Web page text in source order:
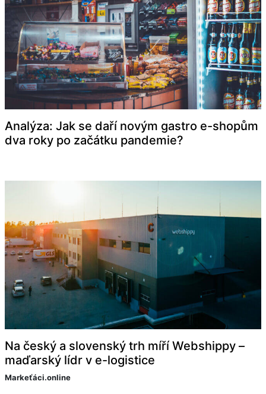
Analýza: Jak se daří novým gastro e-shopům
dva roky po začátku pandemie?
Na český a slovenský trh míří Webshippy –
maďarský lídr v e-logistice
Markeťáci.online